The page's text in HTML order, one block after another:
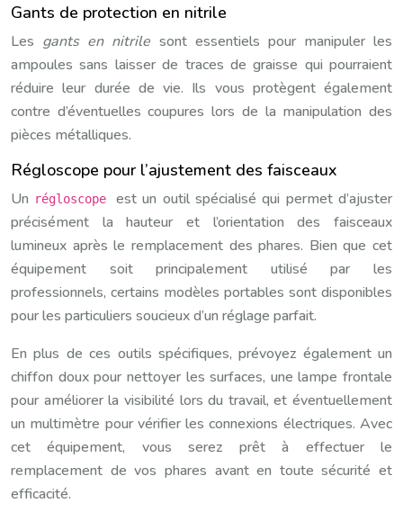
Gants de protection en nitrile
Les gants en nitrile sont essentiels pour manipuler les
ampoules sans laisser de traces de graisse qui pourraient
réduire leur durée de vie. Ils vous protègent également
contre d’éventuelles coupures lors de la manipulation des
pièces métalliques.
Régloscope pour l’ajustement des faisceaux
Un régloscope est un outil spécialisé qui permet d’ajuster
précisément la hauteur et l’orientation des faisceaux
lumineux après le remplacement des phares. Bien que cet
équipement soit principalement utilisé par les
professionnels, certains modèles portables sont disponibles
pour les particuliers soucieux d’un réglage parfait.
En plus de ces outils spécifiques, prévoyez également un
chiffon doux pour nettoyer les surfaces, une lampe frontale
pour améliorer la visibilité lors du travail, et éventuellement
un multimètre pour vérifier les connexions électriques. Avec
cet équipement, vous serez prêt à effectuer le
remplacement de vos phares avant en toute sécurité et
efficacité.